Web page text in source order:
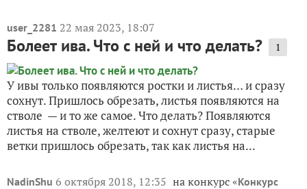
user_2281 22 мая 2023, 18:07
Болеет ива. Что с ней и что делать? 1
У ивы только появляются ростки и листья… и сразу
сохнут. Пришлось обрезать, листья появляются на
стволе — и то же самое. Что делать? Появляются
листья на стволе, желтеют и сохнут сразу, старые
ветки пришлось обрезать, так как листья на...
NadinShu 6 октября 2018, 12:35 на конкурс «Конкурс